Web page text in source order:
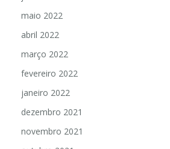
maio 2022
abril 2022
março 2022
fevereiro 2022
janeiro 2022
dezembro 2021
novembro 2021